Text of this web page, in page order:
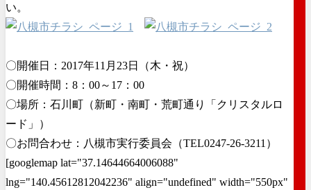
い。
〇開催日：2017年11月23日（木・祝）
〇開催時間：8：00～17：00
〇場所：石川町（新町・南町・荒町通り「クリスタルロ
ード」）
〇お問合わせ：八槻市実行委員会（TEL0247-26-3211）
[googlemap lat="37.14644664006088"
lng="140.45612812042236" align="undefined" width="550px"